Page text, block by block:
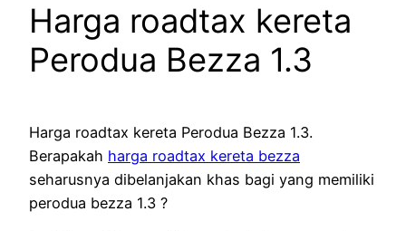
Harga roadtax kereta
Perodua Bezza 1.3
Harga roadtax kereta Perodua Bezza 1.3.
Berapakah harga roadtax kereta bezza
seharusnya dibelanjakan khas bagi yang memiliki
perodua bezza 1.3 ?